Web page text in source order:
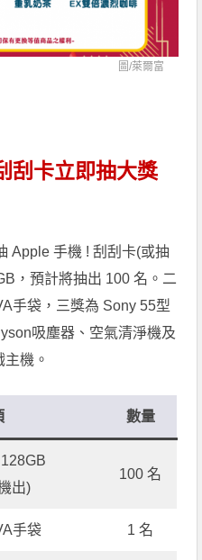
圖/萊爾富
刮卡立即抽大獎
Apple 手機 ! 刮刮卡(或抽
，預計將抽出 100 名。二
手袋，三獎為 Sony 55型
吸塵器、空氣清淨機及
機。
數量
出)
100 名
手袋 1 名